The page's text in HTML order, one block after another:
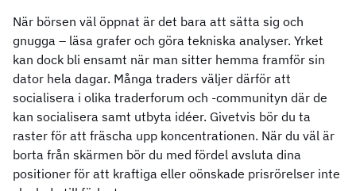
När börsen väl öppnat är det bara att sätta sig och
gnugga – läsa grafer och göra tekniska analyser. Yrket
kan dock bli ensamt när man sitter hemma framför sin
dator hela dagar. Många traders väljer därför att
socialisera i olika traderforum och -communityn där de
kan socialisera samt utbyta idéer. Givetvis bör du ta
raster för att fräscha upp koncentrationen. När du väl är
borta från skärmen bör du med fördel avsluta dina
positioner för att kraftiga eller oönskade prisrörelser inte